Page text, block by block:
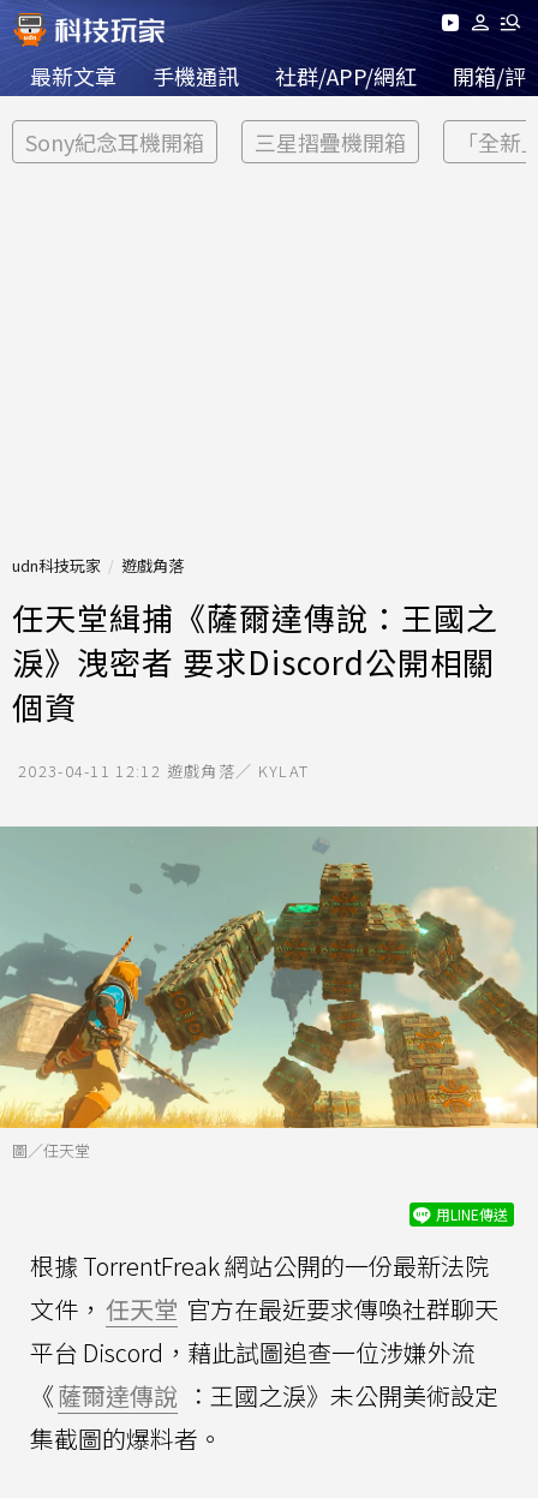
最新文章 手機通訊 社群/APP/網紅 開箱/評
Sony紀念耳機開箱 三星摺疊機開箱 「全新
udn科技玩家 遊戲角落
任天堂緝捕《​​薩爾達傳說：王國之
淚》洩密者 要求Discord公開相關
個資
2023-04-11 12:12 遊戲角落／ KYLAT
圖／任天堂
用LINE傳送
根據 TorrentFreak 網站公開的一份最新法院
文件， 任天堂 官方在最近要求傳喚社群聊天
平台 Discord，藉此試圖追查一位涉嫌外流
《薩爾達傳說 ：王國之淚》未公開美術設定
集截圖的爆料者。